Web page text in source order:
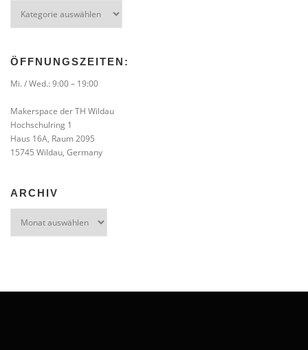
ÖFFNUNGSZEITEN:
Mi. / Wed.: 9:00 – 19:00
Makerspace der TH Wildau
Hochschulring 1
Haus 16A, Raum 2095
15745 Wildau, Germany
ARCHIV